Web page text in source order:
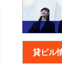
山本
大阪建大
貸ビル